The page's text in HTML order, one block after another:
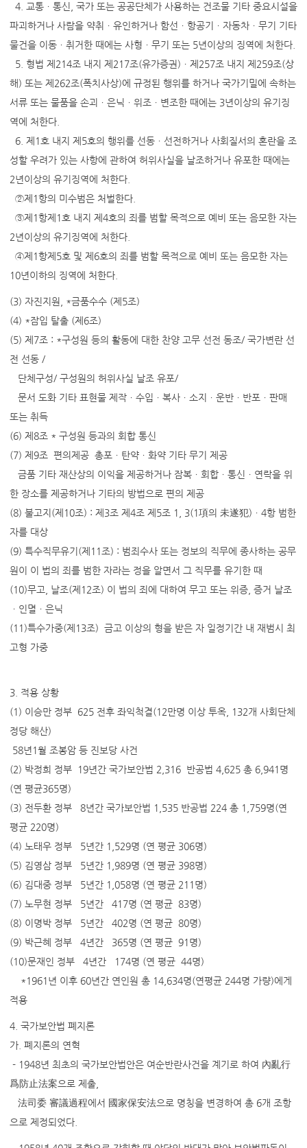
4. 교통ㆍ통신, 국가 또는 공공단체가 사용하는 건조물 기타 중요시설을
파괴하거나 사람을 약취ㆍ유인하거나 함선ㆍ항공기ㆍ자동차ㆍ무기 기타
물건을 이동ㆍ취거한 때에는 사형ㆍ무기 또는 5년이상의 징역에 처한다.
5. 형법 제214조 내지 제217조(유가증권)ㆍ제257조 내지 제259조(상
해) 또는 제262조(폭치사상)에 규정된 행위를 하거나 국가기밀에 속하는
서류 또는 물품을 손괴ㆍ은닉ㆍ위조ㆍ변조한 때에는 3년이상의 유기징
역에 처한다.
6. 제1호 내지 제5호의 행위를 선동ㆍ선전하거나 사회질서의 혼란을 조
성할 우려가 있는 사항에 관하여 허위사실을 날조하거나 유포한 때에는
2년이상의 유기징역에 처한다.
②제1항의 미수범은 처벌한다.
③제1항제1호 내지 제4호의 죄를 범할 목적으로 예비 또는 음모한 자는
2년이상의 유기징역에 처한다.
④제1항제5호 및 제6호의 죄를 범할 목적으로 예비 또는 음모한 자는
10년이하의 징역에 처한다.
(3) 자진지원, *금품수수 (제5조)
(4) *잠입 탈출 (제6조)
(5) 제7조 : *구성원 등의 활동에 대한 찬양 고무 선전 동조/ 국가변란 선
전 선동 /
단체구성/ 구성원의 허위사실 날조 유포/
문서 도화 기타 표현물 제작ㆍ수입ㆍ복사ㆍ소지ㆍ운반ㆍ반포ㆍ판매
또는 취득
(6) 제8조 * 구성원 등과의 회합 통신
(7) 제9조 편의제공 총포ㆍ탄약ㆍ화약 기타 무기 제공
금품 기타 재산상의 이익을 제공하거나 잠복ㆍ회합ㆍ통신ㆍ연락을 위
한 장소를 제공하거나 기타의 방법으로 편의 제공
(8) 불고지(제10조) : 제3조 제4조 제5조 1, 3(1項의 未遂犯)ㆍ4항 범한
자를 대상
(9) 특수직무유기(제11조) : 범죄수사 또는 정보의 직무에 종사하는 공무
원이 이 법의 죄를 범한 자라는 정을 알면서 그 직무를 유기한 때
(10)무고, 날조(제12조) 이 법의 죄에 대하여 무고 또는 위증, 증거 날조
ㆍ인멸ㆍ은닉
(11)특수가중(제13조) 금고 이상의 형을 받은 자 일정기간 내 재범시 최
고형 가중
3. 적용 상황
(1) 이승만 정부 625 전후 좌익척결(12만명 이상 투옥, 132개 사회단체
정당 해산)
58년1월 조봉암 등 진보당 사건
(2) 박정희 정부 19년간 국가보안법 2,316 반공법 4,625 총 6,941명
(연 평균365명)
(3) 전두환 정부 8년간 국가보안법 1,535 반공법 224 총 1,759명(연
평균 220명)
(4) 노태우 정부 5년간 1,529명 (연 평균 306명)
(5) 김영삼 정부 5년간 1,989명 (연 평균 398명)
(6) 김대중 정부 5년간 1,058명 (연 평균 211명)
(7) 노무현 정부 5년간 417명 (연 평균 83명)
(8) 이명박 정부 5년간 402명 (연 평균 80명)
(9) 박근혜 정부 4년간 365명 (연 평균 91명)
(10)문재인 정부 4년간 174명 (연 평균 44명)
*1961년 이후 60년간 연인원 총 14,634명(연평균 244명 가량)에게
적용
4. 국가보안법 폐지론
가. 폐지론의 연혁
- 1948년 최초의 국가보안법안은 여순반란사건을 계기로 하여 內亂行
爲防止法案으로 제출,
法司委 審議過程에서 國家保安法으로 명칭을 변경하여 총 6개 조항
으로 제정되었다.